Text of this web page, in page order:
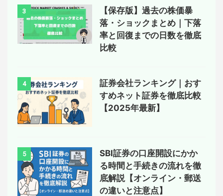
3
【保存版】過去の株価暴
落・ショックまとめ｜下落
率と回復までの日数を徹底
比較
4
証券会社ランキング｜おす
すめネット証券を徹底比較
【2025年最新】
5
SBI証券の口座開設にかか
る時間と手続きの流れを徹
底解説【オンライン・郵送
の違いと注意点】